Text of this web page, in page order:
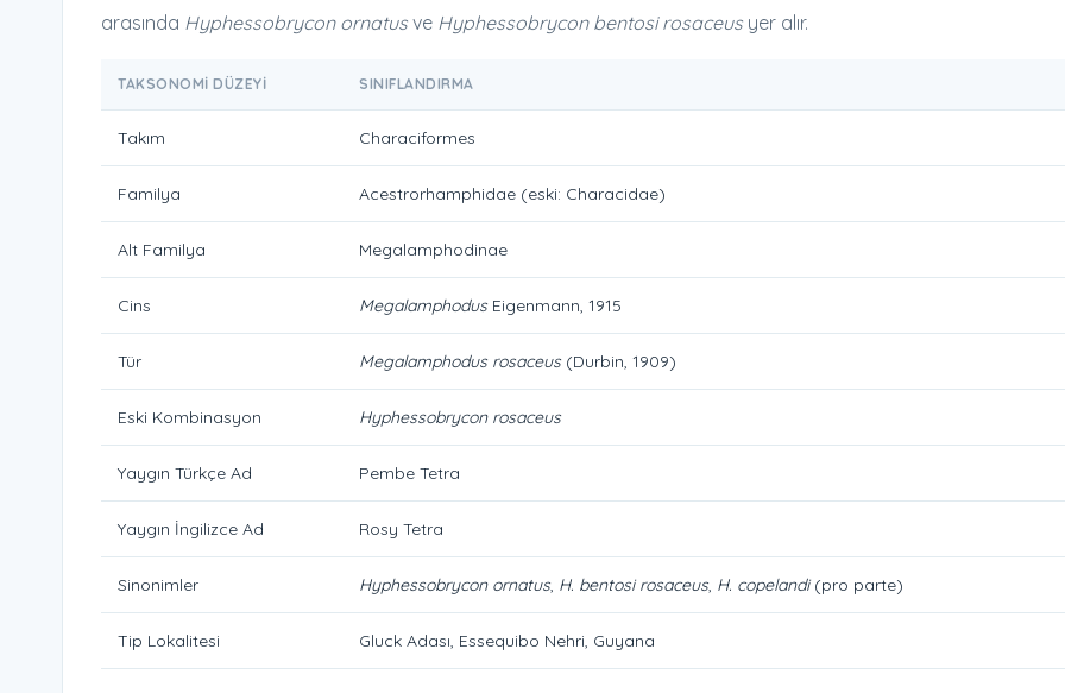
arasında Hyphessobrycon ornatus ve Hyphessobrycon bentosi rosaceus yer alır.
TAKSONOMI DÜZEYI SINIFLANDIRMA
Takım Characiformes
Familya Acestrorhamphidae (eski: Characidae)
Alt Familya Megalamphodinae
Cins MegalamphodusEigenmann, 1915
Tür Megalamphodus rosaceus(Durbin, 1909)
Eski Kombinasyon Hyphessobrycon rosaceus
Yaygın Türkçe Ad Pembe Tetra
Yaygın İngilizce Ad Rosy Tetra
Sinonimler Hyphessobrycon ornatus, H. bentosi rosaceus, H. copelandi(pro parte)
Tip Lokalitesi Gluck Adası, Essequibo Nehri, Guyana